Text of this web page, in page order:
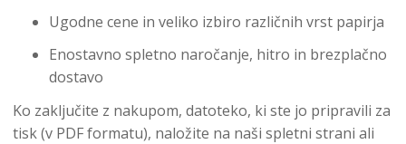
Ugodne cene in veliko izbiro različnih vrst papirja
Enostavno spletno naročanje, hitro in brezplačno
dostavo
Ko zaključite z nakupom, datoteko, ki ste jo pripravili za
tisk (v PDF formatu), naložite na naši spletni strani ali